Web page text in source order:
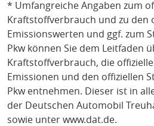
* Umfangreiche Angaben zum
Kraftstoffverbrauch und zu den
Emissionswerten und ggf. zum
Pkw können Sie dem Leitfaden
Kraftstoffverbrauch, die
Emissionen und den offiziellen
Pkw entnehmen. Dieser ist in
der Deutschen Automobil
sowie unter www.dat.de.